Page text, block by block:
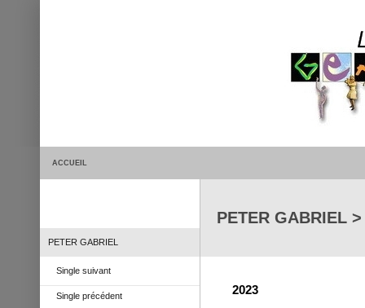
ACCUEIL
PETER GABRIEL
Single suivant
Single précédent
PETER GABRIEL
2023